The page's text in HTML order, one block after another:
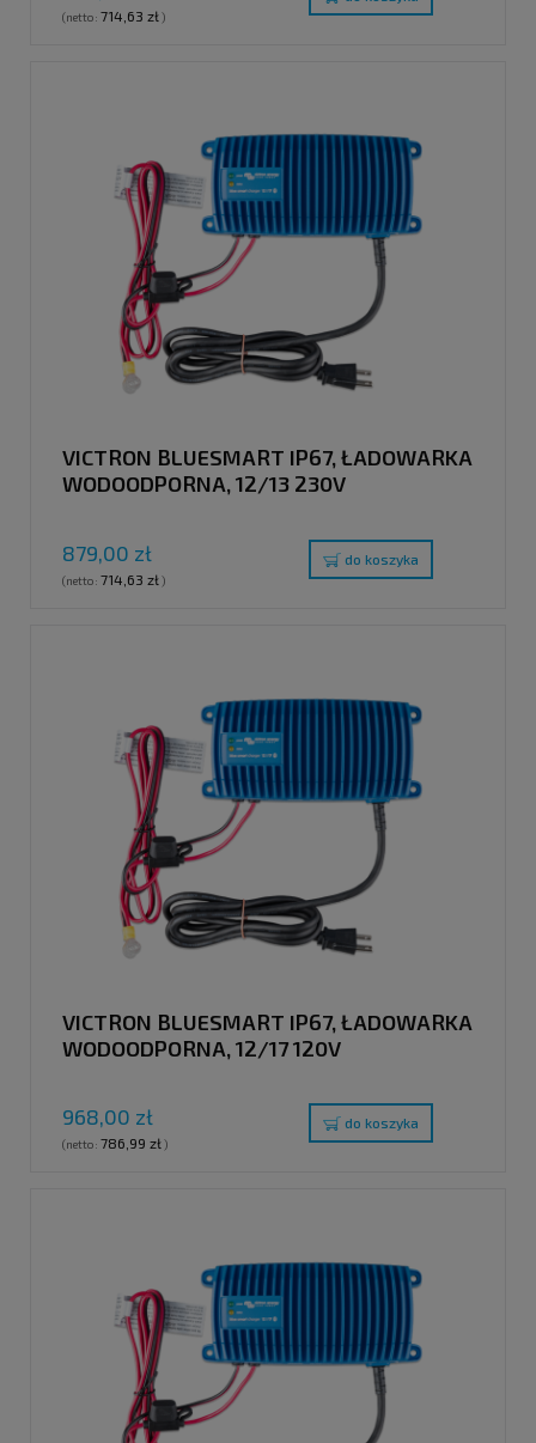
(netto: 714,63 zł)
VICTRON BLUESMART IP67, ŁADOWARKA
WODOODPORNA, 12/13 230V
879,00 zł
(netto: 714,63 zł)
do koszyka
VICTRON BLUESMART IP67, ŁADOWARKA
WODOODPORNA, 12/17 120V
968,00 zł
(netto: 786,99 zł)
do koszyka